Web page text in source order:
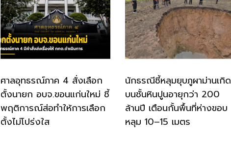
ศาลอุทธรณ์ภาค 4 สั่งเลือก
ตั้งนายก อบจ.ขอนแก่นใหม่ ชี้
พฤติการณ์ส่อทำให้การเลือก
ตั้งไม่โปร่งใส
นักธรณีชี้หลุมยุบภูผาม่านเกิด
บนชั้นหินปูนอายุกว่า 200
ล้านปี เตือนกั้นพื้นที่ห่างขอบ
หลุม 10–15 เมตร